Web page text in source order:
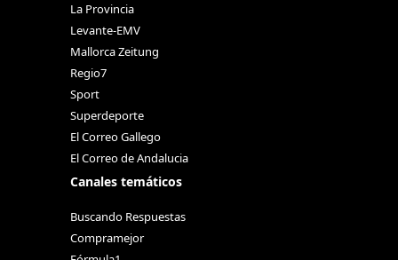
La Provincia
Levante-EMV
Mallorca Zeitung
Regio7
Sport
Superdeporte
El Correo Gallego
El Correo de Andalucia
Canales temáticos
Buscando Respuestas
Compramejor